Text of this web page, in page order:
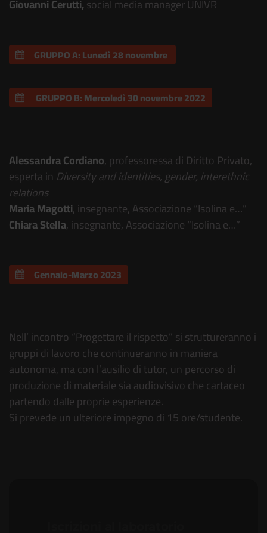
Giovanni Cerutti,social media manager UNIVR
GRUPPO A: Lunedì 28 novembre
GRUPPO B: Mercoledì 30 novembre 2022
Alessandra Cordiano, professoressa di Diritto Privato,
esperta in Diversityand identities, gender, interethnic
relations
Maria Magotti, insegnante, Associazione “Isolina e…”
Chiara Stella, insegnante, Associazione “Isolina e…”
Gennaio-Marzo 2023
Nell’ incontro “Progettare il rispetto” si struttureranno i
gruppi di lavoro che continueranno in maniera
autonoma, ma con l’ausilio di tutor, un percorso di
produzione di materiale sia audiovisivo che cartaceo
partendo dalle proprie esperienze.
Si prevede un ulteriore impegno di 15 ore/studente.